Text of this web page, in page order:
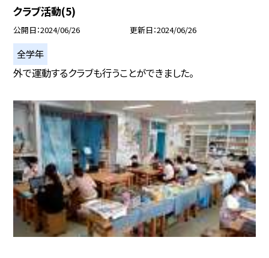
クラブ活動(5)
公開日 2024/06/26 更新日 2024/06/26
全学年
外で運動するクラブも行うことができました。